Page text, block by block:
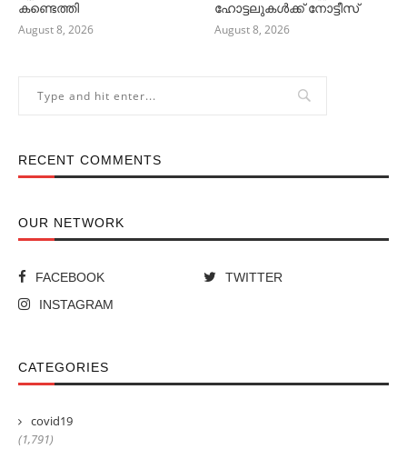
കണ്ടെത്തി
August 8, 2026
ഹോട്ടലുകള്‍ക്ക് നോട്ടീസ്
August 8, 2026
RECENT COMMENTS
OUR NETWORK
FACEBOOK
TWITTER
INSTAGRAM
CATEGORIES
covid19
(1,791)